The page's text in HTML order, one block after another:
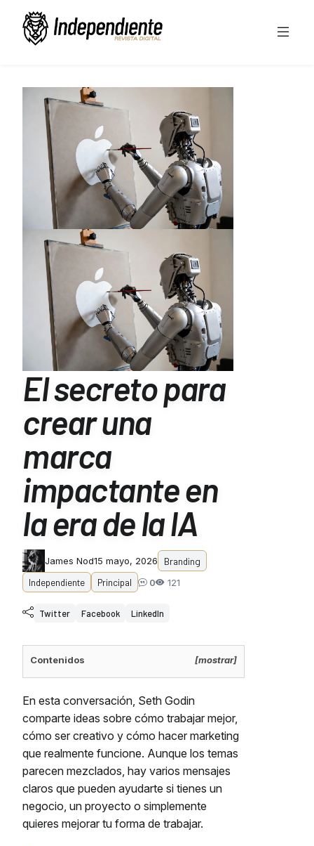
El secreto para
crear una
marca
impactante en
la era de la IA
James Nod15 mayo, 2026
Branding
Independiente
Principal 0 121
Twitter Facebook LinkedIn
Contenidos [mostrar]
En esta conversación, Seth Godin
comparte ideas sobre cómo trabajar mejor,
cómo ser creativo y cómo hacer marketing
que realmente funcione. Aunque los temas
parecen mezclados, hay varios mensajes
claros que pueden ayudarte si tienes un
negocio, un proyecto o simplemente
quieres mejorar tu forma de trabajar.